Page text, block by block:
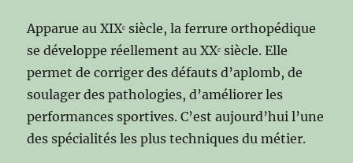
Apparue au XIXᵉ siècle, la ferrure orthopédique
se développe réellement au XXᵉ siècle. Elle
permet de corriger des défauts d’aplomb, de
soulager des pathologies, d’améliorer les
performances sportives. C’est aujourd’hui l’une
des spécialités les plus techniques du métier.